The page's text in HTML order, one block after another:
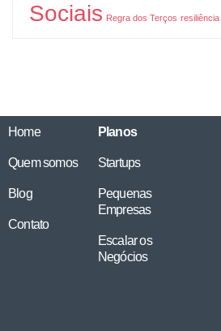
Sociais Regra dos Terços resiliência
Home
Quem somos
Blog
Contato
Planos
Startups
Pequenas
Empresas
Escalar os
Negócios